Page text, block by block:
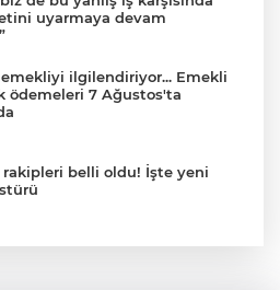
uyarmaya devam
ilgilendiriyor... Emekli
ödemeleri 7 Ağustos'ta
rakipleri belli oldu! İşte yeni